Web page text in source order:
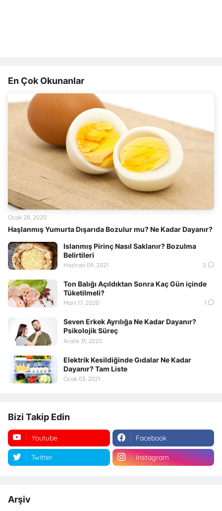
En Çok Okunanlar
Haşlanmış Yumurta Dışarıda Bozulur mu? Ne Kadar Dayanır?
Ocak 28, 2020
Islanmış Pirinç Nasıl Saklanır? Bozulma
Belirtileri
Haziran 09, 2021 2
Ton Balığı Açıldıktan Sonra Kaç Gün içinde
Tüketilmeli?
Mart 17, 2020 1
Seven Erkek Ayrılığa Ne Kadar Dayanır?
Psikolojik Süreç
Aralık 31, 2020
Elektrik Kesildiğinde Gıdalar Ne Kadar
Dayanır? Tam Liste
Ocak 03, 2021
Bizi Takip Edin
Youtube Facebook
Twitter Instagram
Arşiv